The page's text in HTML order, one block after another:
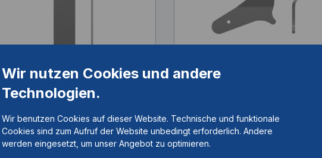
Systemfußbügel, plug + go
Artikelnummer:FB5093-LR/ST4
Systemfußbügel, plug + go
Wir nutzen Cookies und andere
Technologien.
Wir benutzen Cookies auf dieser Website. Technische und funktionale
Cookies sind zum Aufruf der Website unbedingt erforderlich. Andere
werden eingesetzt, um unser Angebot zu optimieren.